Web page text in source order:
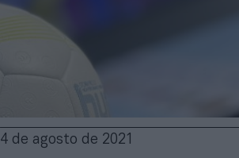
4 de agosto de 2021